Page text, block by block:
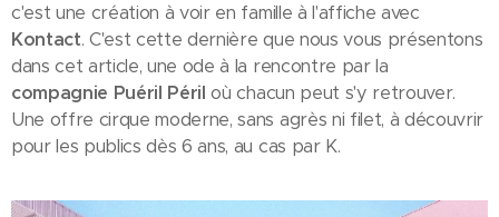
c'est une création à voir en famille à l'affiche avec
Kontact. C'est cette dernière que nous vous présentons
dans cet article, une ode à la rencontre par la
compagnie Puéril Péril où chacun peut s'y retrouver.
Une offre cirque moderne, sans agrès ni filet, à découvrir
pour les publics dès 6 ans, au cas par K.